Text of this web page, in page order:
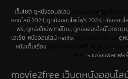
เว็บไซต์ ดูหนังออนลไลน์ ,
ออนไลน์ 2024, ดูหนังออนไลน์ฟรี 2024, หนังออน
ฟรี, ดูหนังใหม่พากย์ไทย, ดูหนังออนไลน์ไม่กระตุ
เอเชีย, หนังออนไลน์ netflix
ดูห
หนังเต็มเรื่อง
,
รวมถึงแฟลตฟอ
movie2free เว็บดูหนังออนไ